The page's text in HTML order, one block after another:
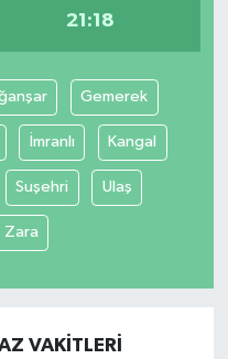
21:18
Gemerek
İmranlı Kangal
Suşehri Ulaş
Zara
VAKITLERI